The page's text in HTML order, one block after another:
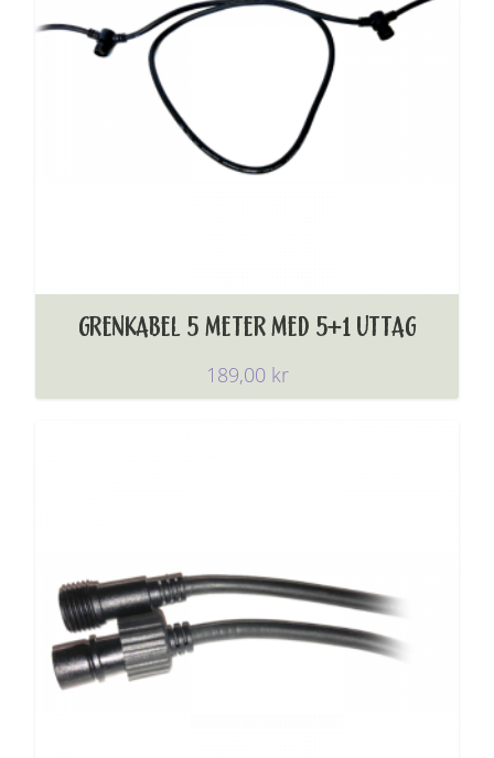
GRENKABEL 5 METER MED 5+1 UTTAG
189,00 kr